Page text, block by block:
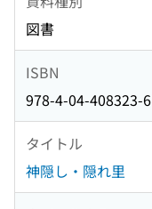
図書
ISBN
978-4-04-408323-6
タイトル
神隠し・隠れ里